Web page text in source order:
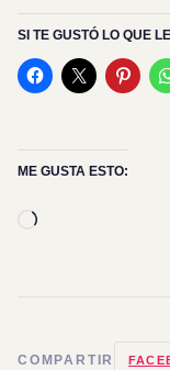
SI TE GUSTÓ LO QUE
ME GUSTA ESTO:
Cargando...
COMPARTIR